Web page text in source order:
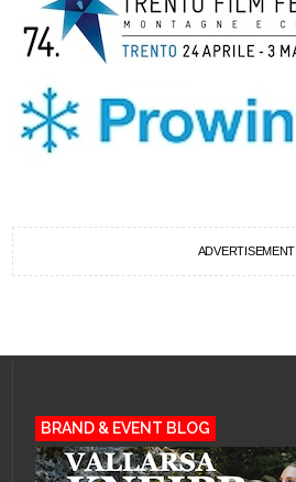
ADVERTISEMENT
BRAND & EVENT BLOG